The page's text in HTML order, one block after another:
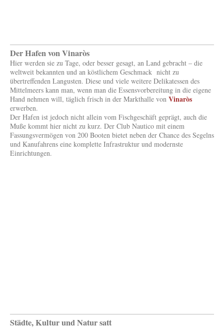
Der Hafen von Vinaròs
Hier werden sie zu Tage, oder besser gesagt, an Land gebracht – die
weltweit bekannten und an köstlichem Geschmack nicht zu
übertreffenden Langusten. Diese und viele weitere Delikatessen des
Mittelmeers kann man, wenn man die Essensvorbereitung in die eigene
Hand nehmen will, täglich frisch in der Markthalle von Vinaròs
erwerben.
Der Hafen ist jedoch nicht allein vom Fischgeschäft geprägt, auch die
Muße kommt hier nicht zu kurz. Der Club Nautico mit einem
Fassungsvermögen von 200 Booten bietet neben der Chance des Segelns
und Kanufahrens eine komplette Infrastruktur und modernste
Einrichtungen.
Städte, Kultur und Natur satt